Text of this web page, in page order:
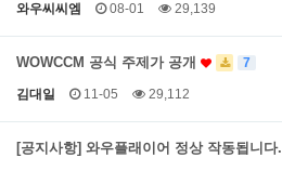
와우씨씨엠 08-01 29,139
WOWCCM 공식 주제가 공개 7
김대일 11-05 29,112
[공지사항] 와우플래이어 정상 작동됩니다.